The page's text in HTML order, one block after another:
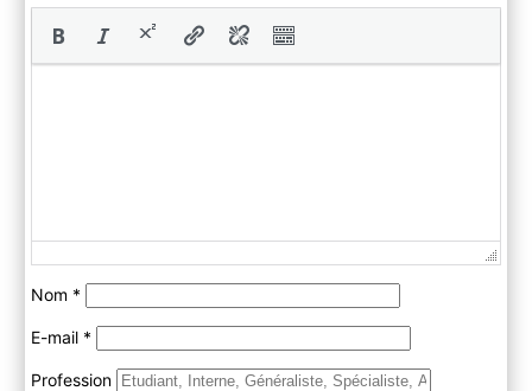
Nom *
E-mail *
Profession